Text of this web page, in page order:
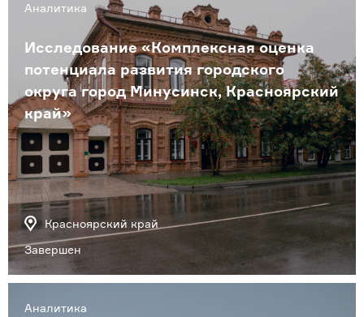
Аналитика
Исследование «Комплексная оценка
потенциала развития городского
округа город Минусинск, Красноярский
край»
Красноярский край
Завершен
Аналитика